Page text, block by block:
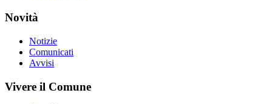
Novità
Notizie
Comunicati
Avvisi
Vivere il Comune